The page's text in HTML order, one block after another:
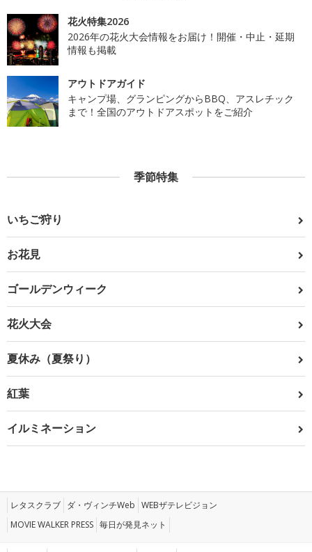
花火特集2026
2026年の花火大会情報をお届け！開催・中止・延期
情報も掲載
アウトドアガイド
キャンプ場、グランピングからBBQ、アスレチック
まで！全国のアウトドアスポットをご紹介
季節特集
いちご狩り
お花見
ゴールデンウィーク
花火大会
夏休み（夏祭り）
紅葉
イルミネーション
レタスクラブ ダ・ヴィンチWeb WEBザテレビジョン
MOVIE WALKER PRESS 毎日が発見ネット